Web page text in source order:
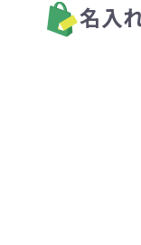
名入